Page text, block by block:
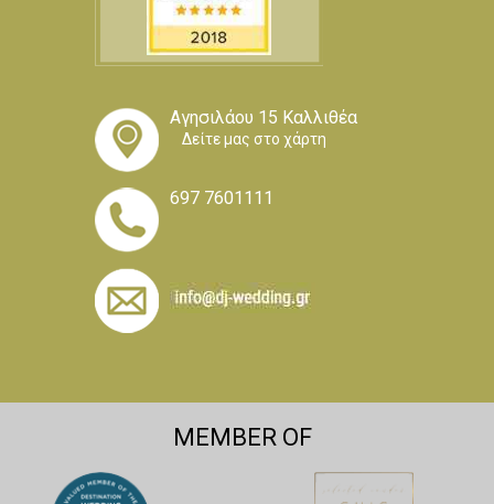
Αγησιλάου 15 Καλλιθέα
Δείτε μας στο χάρτη
697 7601111
MEMBER OF